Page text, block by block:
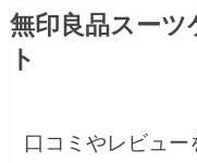
無印良品スーツ
ト
口コミやレビュ